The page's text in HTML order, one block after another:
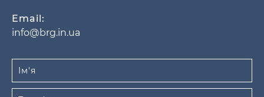
Email:
info@brg.in.ua